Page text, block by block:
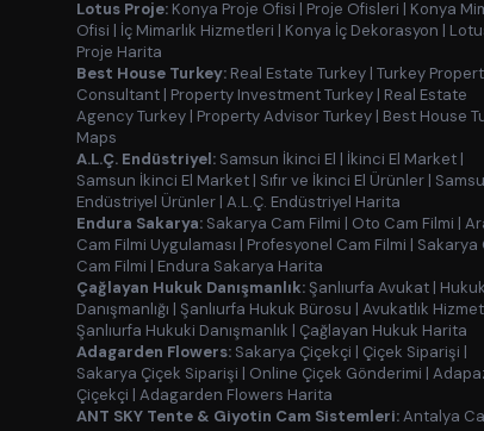
Lotus Proje: Konya Proje Ofisi | Proje Ofisleri | Konya
Ofisi | İç Mimarlık Hizmetleri | Konya İç Dekorasyon |
Proje Harita
Best House Turkey: Real Estate Turkey | Turkey
Consultant | Property Investment Turkey | Real Estate
Agency Turkey | Property Advisor Turkey | Best House
Maps
A.L.Ç. Endüstriyel: Samsun İkinci El | İkinci El Market |
Samsun İkinci El Market | Sıfır ve İkinci El Ürünler |
Endüstriyel Ürünler | A.L.Ç. Endüstriyel Harita
Endura Sakarya: Sakarya Cam Filmi | Oto Cam Filmi |
Cam Filmi Uygulaması | Profesyonel Cam Filmi | Sakarya
Cam Filmi | Endura Sakarya Harita
Çağlayan Hukuk Danışmanlık:Şanlıurfa Avukat | Hukuk
Danışmanlığı | Şanlıurfa Hukuk Bürosu | Avukatlık
Şanlıurfa Hukuki Danışmanlık | Çağlayan Hukuk Harita
Adagarden Flowers: Sakarya Çiçekçi | Çiçek Siparişi |
Sakarya Çiçek Siparişi | Online Çiçek Gönderimi |
Çiçekçi | Adagarden Flowers Harita
ANT SKY Tente & Giyotin Cam Sistemleri:Antalya